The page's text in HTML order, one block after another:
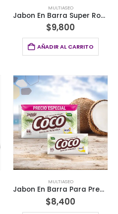
MULTIASEO
Jabon En Barra Super Rombo Jirafa X 1000Gr 5 Unds
$9,800
AÑADIR AL CARRITO
MULTIASEO
Jabon En Barra Para Prendas Delicadas Coco X 3 Unds 600Gr
$8,400